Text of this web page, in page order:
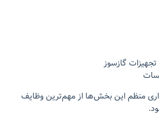
گازسوز
منظم این بخش‌ها از مهم‌ترین وظایف